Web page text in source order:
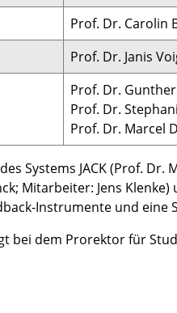
Prof. Dr. Carolin
Prof. Dr. Janis
Prof. Dr.
Prof. Dr.
Prof. Dr. Marcel
Systems JACK (Prof.
Mitarbeiter: Jens
Instrumente und
dem Prorektor für